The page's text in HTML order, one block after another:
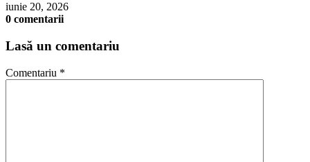
iunie 20, 2026
0 comentarii
Lasă un comentariu
Comentariu *